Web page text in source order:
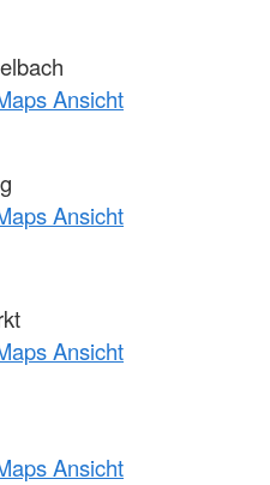
Ansicht
Ansicht
Ansicht
Ansicht